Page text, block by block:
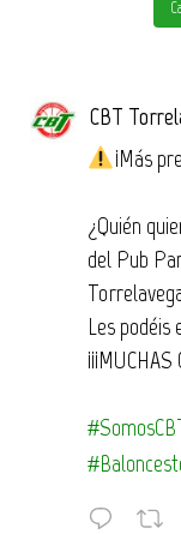
CBT
¡Más
¿Quién
del Pub
Les podéis